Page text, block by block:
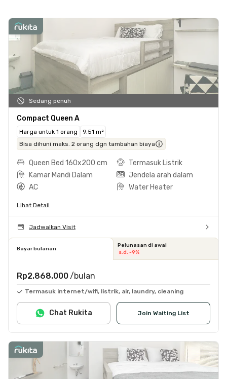
Sedang penuh
Compact Queen A
Harga untuk 1 orang
9.51 m²
Bisa dihuni maks. 2 orang dgn tambahan biaya
Queen Bed 160x200 cm
Termasuk Listrik
Kamar Mandi Dalam
Jendela arah dalam
AC
Water Heater
Lihat Detail
Jadwalkan Visit
Bayar bulanan
Pelunasan di awal
s.d. -9%
Rp2.868.000 /bulan
Termasuk internet/wifi, listrik, air, laundry, cleaning
Join Waiting List
Chat Rukita